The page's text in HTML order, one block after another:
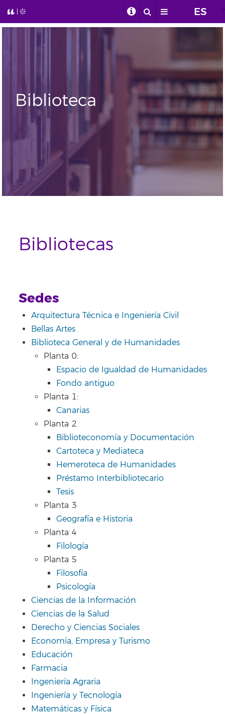
ES
Biblioteca
Bibliotecas
Sedes
Arquitectura Técnica e Ingeniería Civil
Bellas Artes
Biblioteca General y de Humanidades
Planta 0:
Espacio de Igualdad de Humanidades
Fondo antiguo
Planta 1:
Canarias
Planta 2
Biblioteconomía y Documentación
Cartoteca y Mediateca
Hemeroteca de Humanidades
Préstamo Interbibliotecario
Tesis
Planta 3
Geografía e Historia
Planta 4
Filología
Planta 5
Filosofía
Psicología
Ciencias de la Información
Ciencias de la Salud
Derecho y Ciencias Sociales
Economía, Empresa y Turismo
Educación
Farmacia
Ingeniería Agraria
Ingeniería y Tecnología
Matemáticas y Física